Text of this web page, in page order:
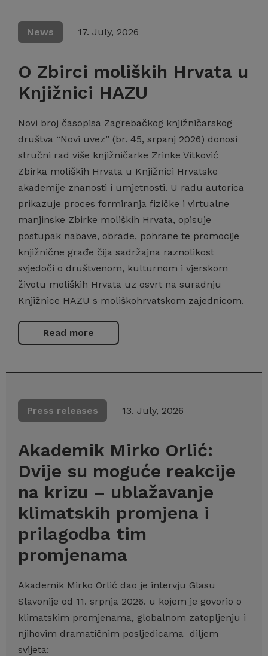
News 17. July, 2026
O Zbirci moliških Hrvata u
Knjižnici HAZU
Novi broj časopisa Zagrebačkog knjižničarskog
društva “Novi uvez” (br. 45, srpanj 2026) donosi
stručni rad više knjižničarke Zrinke Vitković
Zbirka moliških Hrvata u Knjižnici Hrvatske
akademije znanosti i umjetnosti. U radu autorica
prikazuje proces formiranja fizičke i virtualne
manjinske Zbirke moliških Hrvata, opisuje
postupak nabave, obrade, pohrane te promocije
knjižnične građe čija sadržajna raznolikost
svjedoči o društvenom, kulturnom i vjerskom
životu moliških Hrvata uz osvrt na suradnju
Knjižnice HAZU s moliškohrvatskom zajednicom.
Read more
Press releases 13. July, 2026
Akademik Mirko Orlić:
Dvije su moguće reakcije
na krizu – ublažavanje
klimatskih promjena i
prilagodba tim
promjenama
Akademik Mirko Orlić dao je intervju Glasu
Slavonije od 11. srpnja 2026. u kojem je govorio o
klimatskim promjenama, globalnom zatopljenju i
njihovim dramatičnim posljedicama diljem
svijeta: